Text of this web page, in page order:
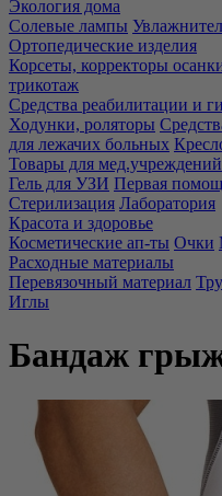
Экология дома
Солевые лампы
Ортопедические изделия
Корсеты, корректоры
трикотаж
Средства реабилитации и
Ходунки, роляторы
для лежачих больных
Товары для мед.учреждений
Гель для УЗИ Первая
Стерилизация Лаборатория
Красота и здоровье
Косметические ап-ты Очки
Расходные материалы
Перевязочный материал
Иглы
Бандаж